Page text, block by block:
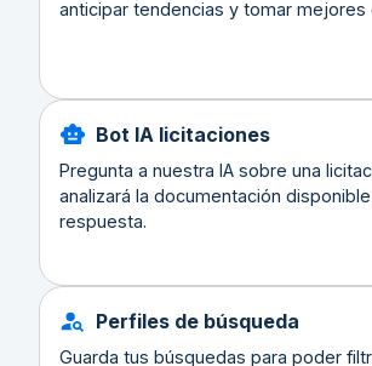
anticipar tendencias y tomar mejores
Bot IA licitaciones
Pregunta a nuestra IA sobre una
analizará la documentación
respuesta.
Perfiles de búsqueda
Guarda tus búsquedas para poder